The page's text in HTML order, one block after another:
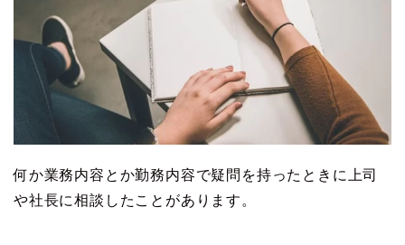
何か業務内容とか勤務内容で疑問を持ったときに上司
や社長に相談したことがあります。